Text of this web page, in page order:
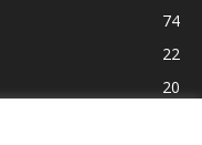
74
22
20